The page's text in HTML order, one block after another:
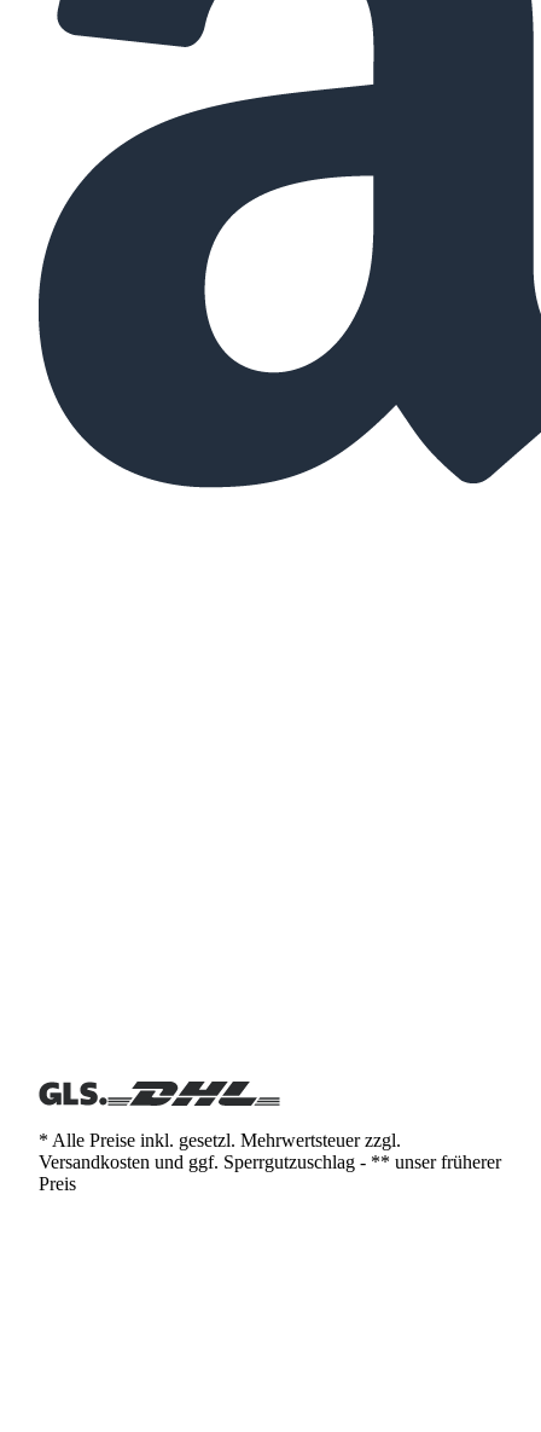
* Alle Preise inkl. gesetzl. Mehrwertsteuer zzgl.
Versandkosten und ggf. Sperrgutzuschlag - ** unser früherer
Preis